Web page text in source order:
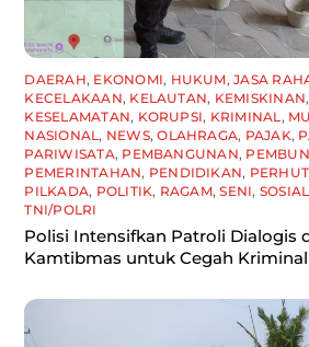
DAERAH, EKONOMI, HUKUM,JASA
KECELAKAAN, KELAUTAN, KEMISKINAN,
KESELAMATAN, KORUPSI, KRIMINAL ,
NASIONAL , NEWS,OLAHRAGA, PAJAK,
PARIWISATA, PEMBANGUNAN,
PEMERINTAHAN, PENDIDIKAN,
PILKADA, POLITIK, RAGAM,SENI, SOSIAL
TNI/POLRI
Polisi Intensifkan Patroli Dialogis
Kamtibmas untuk Cegah